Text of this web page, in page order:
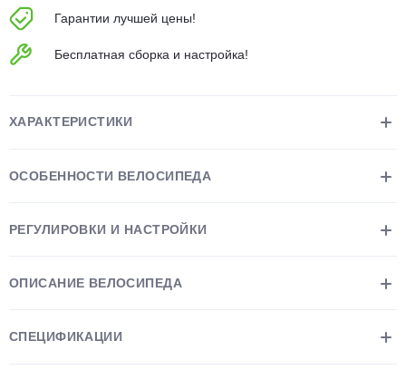
Гарантии лучшей цены!
Бесплатная сборка и настройка!
ХАРАКТЕРИСТИКИ
ОСОБЕННОСТИ ВЕЛОСИПЕДА
РЕГУЛИРОВКИ И НАСТРОЙКИ
ОПИСАНИЕ ВЕЛОСИПЕДА
СПЕЦИФИКАЦИИ